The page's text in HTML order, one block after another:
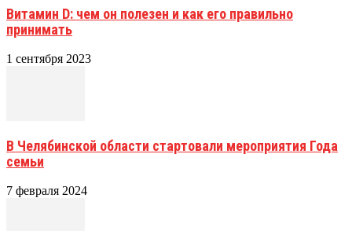
Витамин D: чем он полезен и как его правильно
принимать
1 сентября 2023
В Челябинской области стартовали мероприятия Года
семьи
7 февраля 2024